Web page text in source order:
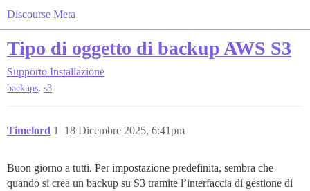
Discourse Meta
Tipo di oggetto di backup AWS S3
Supporto Installazione
backups, s3
Timelord 18 Dicembre 2025, 6:41pm
1
Buon giorno a tutti. Per impostazione predefinita, sembra che
quando si crea un backup su S3 tramite l’interfaccia di gestione di